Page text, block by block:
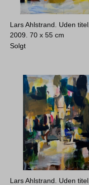
Lars Ahlstrand. Uden titel,
2009.70 x 55 cm
Solgt
Lars Ahlstrand. Uden titel,